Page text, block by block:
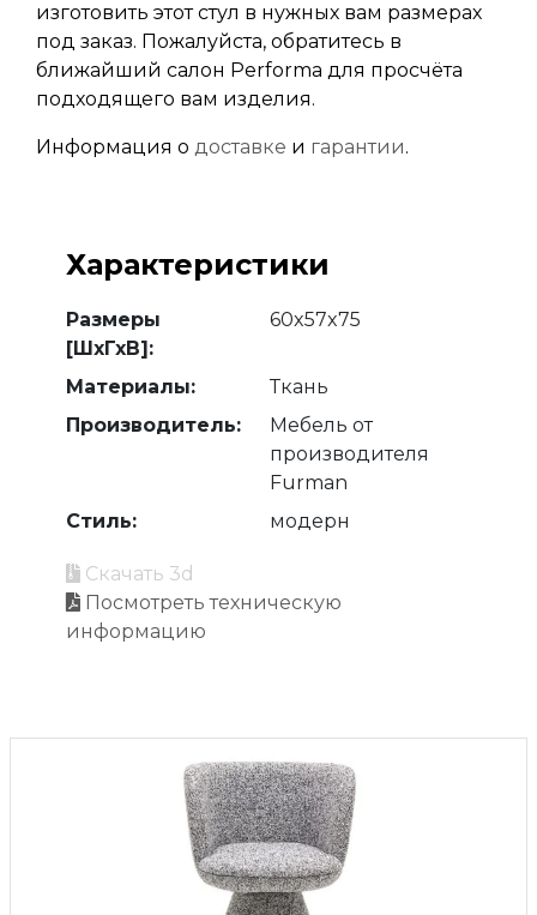
изготовить этот стул в нужных вам размерах
под заказ. Пожалуйста, обратитесь в
ближайший салон Performa для просчёта
подходящего вам изделия.
Информация о доставке и гарантии.
Характеристики
Размеры
[ШхГхВ]:
60x57x75
Материалы:
Ткань
Производитель:
Мебель от
производителя
Furman
Стиль:
модерн
Скачать 3d
Посмотреть техническую
информацию